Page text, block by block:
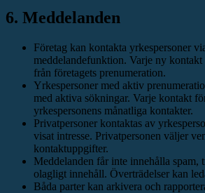
6. Meddelanden
Företag kan kontakta yrkespersoner
meddelandefunktion. Varje ny
från företagets prenumeration.
Yrkespersoner med aktiv
med aktiva sökningar. Varje kontakt
yrkespersonens månatliga kontakter.
Privatpersoner kontaktas av
visat intresse. Privatpersonen väljer
kontaktuppgifter.
Meddelanden får inte innehålla spam,
olagligt innehåll. Överträdelser kan
Båda parter kan arkivera och